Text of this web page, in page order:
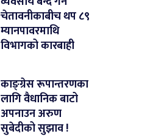
चेतावनीकाबीच थप ८९
म्यानपावरमाथि
विभागको कारबाही
काङ्ग्रेस रूपान्तरणका
लागि वैधानिक बाटो
अपनाउन अरुण
सुबेदीको सुझाव !